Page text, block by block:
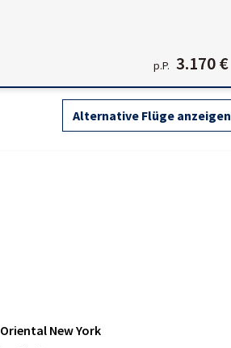
p.P. 3.170 €
Alternative Flüge anzeigen
New York